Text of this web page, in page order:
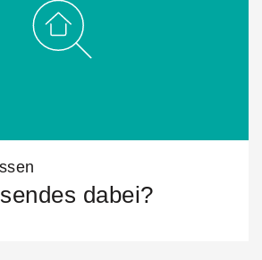
dabei?